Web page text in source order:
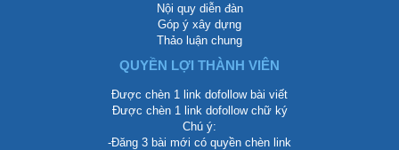
Nội quy diễn đàn
Góp ý xây dựng
Thảo luận chung
QUYỀN LỢI THÀNH VIÊN
Được chèn 1 link dofollow bài viết
Được chèn 1 link dofollow chữ ký
Chú ý:
-Đăng 3 bài mới có quyền chèn link